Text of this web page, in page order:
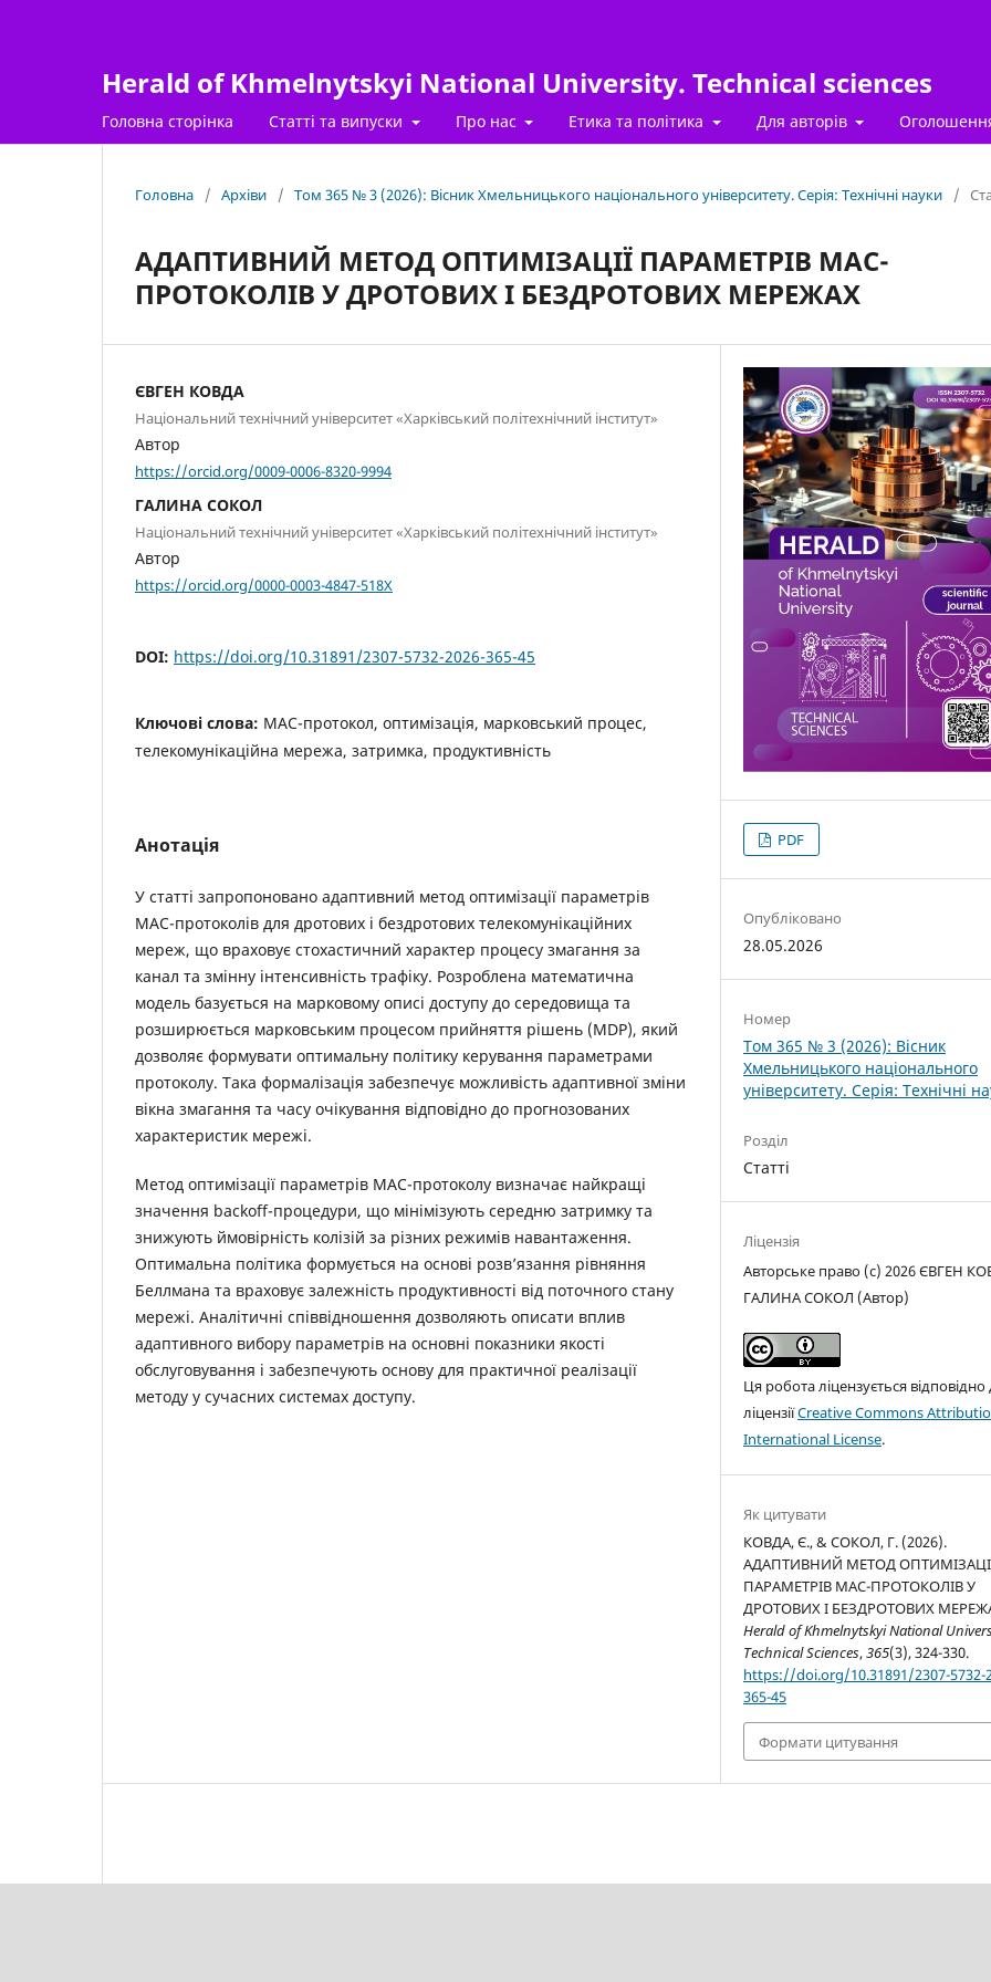
Herald of Khmelnytskyi National University. Technical sciences
Головна сторінка Статті та випуски Про нас Етика та політика Для авторів
Головна / Архіви / Том 365 № 3 (2026): Вісник Хмельницького національного університету. Серія: Технічні науки /
АДАПТИВНИЙ МЕТОД ОПТИМІЗАЦІЇ ПАРАМЕТРІВ МАС-
ПРОТОКОЛІВ У ДРОТОВИХ І БЕЗДРОТОВИХ МЕРЕЖАХ
ЄВГЕН КОВДА
Національний технічний університет «Харківський політехнічний інститут»
Автор
https://orcid.org/0009-0006-8320-9994
ГАЛИНА СОКОЛ
Національний технічний університет «Харківський політехнічний інститут»
Автор
https://orcid.org/0000-0003-4847-518X
DOI: https://doi.org/10.31891/2307-5732-2026-365-45
Ключові слова: MAC-протокол, оптимізація, марковський процес,
телекомунікаційна мережа, затримка, продуктивність
Анотація
У статті запропоновано адаптивний метод оптимізації параметрів
MAC-протоколів для дротових і бездротових телекомунікаційних
мереж, що враховує стохастичний характер процесу змагання за
канал та змінну інтенсивність трафіку. Розроблена математична
модель базується на марковому описі доступу до середовища та
розширюється марковським процесом прийняття рішень (MDP), який
дозволяє формувати оптимальну політику керування параметрами
протоколу. Така формалізація забезпечує можливість адаптивної зміни
вікна змагання та часу очікування відповідно до прогнозованих
характеристик мережі.
Метод оптимізації параметрів MAC-протоколу визначає найкращі
значення backoff-процедури, що мінімізують середню затримку та
знижують ймовірність колізій за різних режимів навантаження.
Оптимальна політика формується на основі розв’язання рівняння
Беллмана та враховує залежність продуктивності від поточного стану
мережі. Аналітичні співвідношення дозволяють описати вплив
адаптивного вибору параметрів на основні показники якості
обслуговування і забезпечують основу для практичної реалізації
методу у сучасних системах доступу.
PDF
Опубліковано
28.05.2026
Номер
Том 365 № 3 (2026): Вісник
Хмельницького національного
університету. Серія: Технічні
Розділ
Статті
Ліцензія
Авторське право (c) 2026 ЄВГЕН
ГАЛИНА СОКОЛ (Автор)
Ця робота ліцензується відповідно
ліцензіїCreative Commons
International License.
Як цитувати
КОВДА, Є., & СОКОЛ, Г. (2026).
АДАПТИВНИЙ МЕТОД
ПАРАМЕТРІВ МАС-ПРОТОКОЛІВ У
ДРОТОВИХ І БЕЗДРОТОВИХ
Herald of Khmelnytskyi National
Technical Sciences,365(3), 324-330.
https://doi.org/10.31891/2307-5732-
365-45
Формати цитування